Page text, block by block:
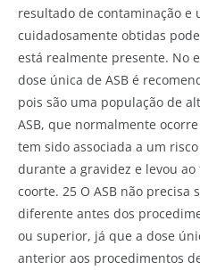
resultado de contaminação e
cuidadosamente obtidas
está realmente presente. No
dose única de ASB é
pois são uma população de
ASB, que normalmente
tem sido associada a um
durante a gravidez e levou
coorte. 25 O ASB não precisa
diferente antes dos
ou superior, já que a dose
anterior aos procedimentos